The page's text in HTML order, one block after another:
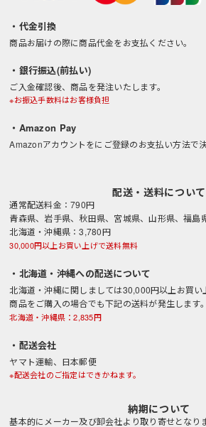
・代金引換
商品お届けの際に商品代金をお支払ください。
・銀行振込(前払い)
ご入金確認後、商品を発注いたします。
※お振込手数料はお客様負担
・Amazon Pay
Amazonアカウントをにご登録のお支払い方法で決
配送・送料について
通常配送料金：790円
青森県、岩手県、秋田県、宮城県、山形県、福島
北海道・沖縄県：3,780円
30,000円以上お買い上げで送料無料
・北海道・沖縄への配送について
北海道・沖縄に関しましては30,000円以上お買
商品をご購入の場合でも下記の送料が発生します。
北海道・沖縄県：2,835円
・配送会社
ヤマト運輸、日本郵便
※配送会社のご指定はできかねます。
納期について
基本的にメーカー及び卸会社より取り寄せとなり